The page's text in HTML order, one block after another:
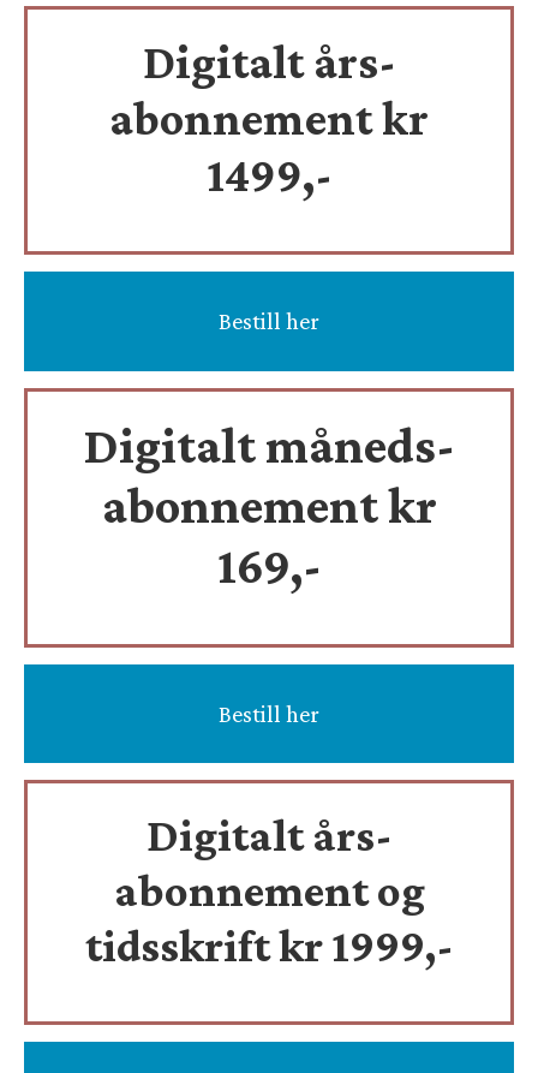
Digitalt års-
abonnement kr
1499,-
Bestill her
Digitalt måneds-
abonnement kr
169,-
Bestill her
Digitalt års-
abonnement og
tidsskriftkr 1999,-